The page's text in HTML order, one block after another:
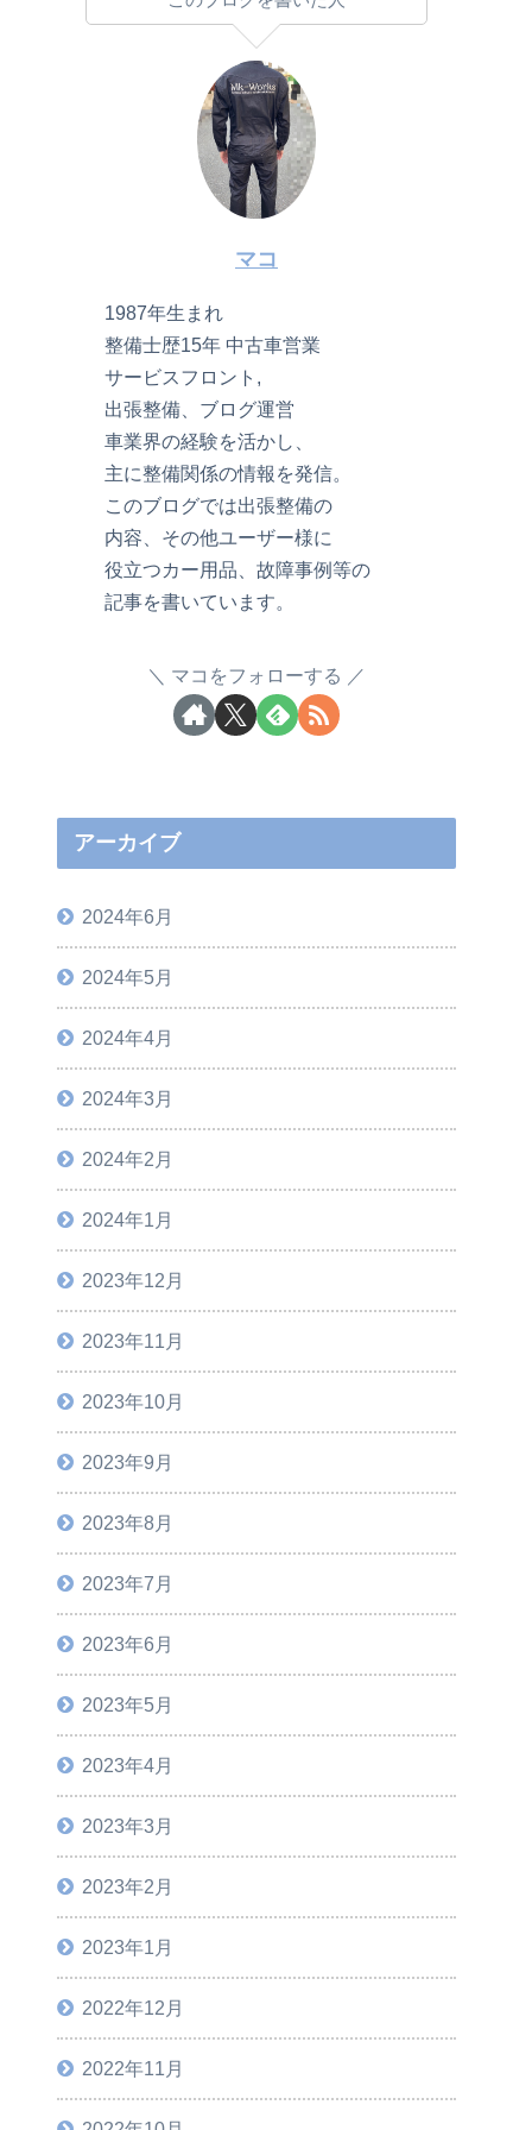
マコ
1987年生まれ
整備士歴15年 中古車営業
サービスフロント,
出張整備、ブログ運営
車業界の経験を活かし、
主に整備関係の情報を発信。
このブログでは出張整備の
内容、その他ユーザー様に
役立つカー用品、故障事例等の
記事を書いています。
マコをフォローする
アーカイブ
2024年6月
2024年5月
2024年4月
2024年3月
2024年2月
2024年1月
2023年12月
2023年11月
2023年10月
2023年9月
2023年8月
2023年7月
2023年6月
2023年5月
2023年4月
2023年3月
2023年2月
2023年1月
2022年12月
2022年11月